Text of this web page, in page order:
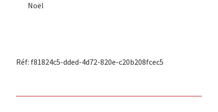
Noël
Réf: f81824c5-dded-4d72-820e-c20b208fcec5